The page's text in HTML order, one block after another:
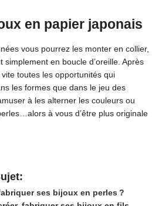
en papier japonais
vous pourrez les monter en collier,
en boucle d’oreille. Après
toutes les opportunités qui
les formes que dans le jeu des
à les alterner les couleurs ou
à vous d’être plus originale
ses bijoux en perles ?